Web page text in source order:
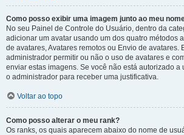
Como posso exibir uma imagem junto ao meu
No seu Painel de Controle do Usuário, dentro da
adicionar um avatar usando um dos quatro métodos
de avatares, Avatares remotos ou Envio de avatares.
administrador permitir ou não o uso de avatares e
enviar estas imagens. Se você não está autorizado a
o administrador para receber uma justificativa.
Voltar ao topo
Como posso alterar o meu rank?
Os ranks, os quais aparecem abaixo do nome de